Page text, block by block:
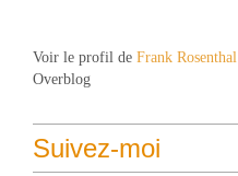
Voir le profil de Frank Rosenthal
Overblog
Suivez-moi